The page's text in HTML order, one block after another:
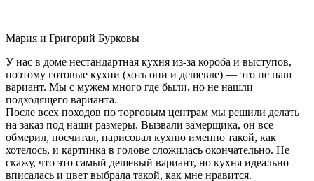
Мария и Григорий Бурковы
У нас в доме нестандартная кухня из-за короба и выступов,
поэтому готовые кухни (хоть они и дешевле) — это не наш
вариант. Мы с мужем много где были, но не нашли
подходящего варианта.
После всех походов по торговым центрам мы решили делать
на заказ под наши размеры. Вызвали замерщика, он все
обмерил, посчитал, нарисовал кухню именно такой, как
хотелось, и картинка в голове сложилась окончательно. Не
скажу, что это самый дешевый вариант, но кухня идеально
вписалась и цвет выбрала такой, как мне нравится.